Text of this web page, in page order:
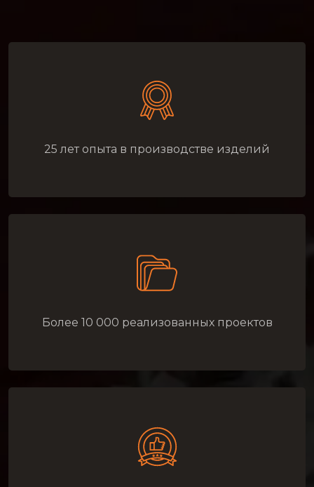
25 лет опыта в производстве изделий
Более 10 000 реализованных проектов